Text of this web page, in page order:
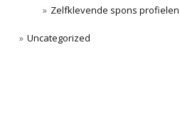
Zelfklevende spons profielen
Uncategorized